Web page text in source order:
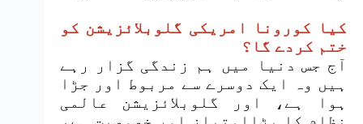
کیا کورونا امریکی گلوبلائزیشن کو
ختم کردے گا؟
آج جس دنیا میں ہم زندگی گزار رہے
ہیں وہ ایک دوسرے سے مربوط اور جڑا
ہوا ہے، اور گلوبلائزیشن عالمی